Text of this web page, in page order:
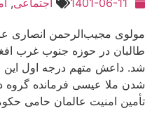
1401-06-11 اجتماعی,
مولوی مجیب‌الرحمن انصاری
طالبان در حوزه جنوب غرب
شد. داعش متهم درجه اول این
شدن ملا عیسی فرمانده گروه
تأمین امنیت عالمان حامی